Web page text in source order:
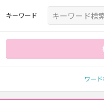
キーワード
ワー